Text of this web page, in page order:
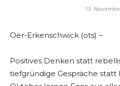
13.
Oer-Erkenschwick (ots) –
Positives Denken statt
tiefgründige Gespräche statt